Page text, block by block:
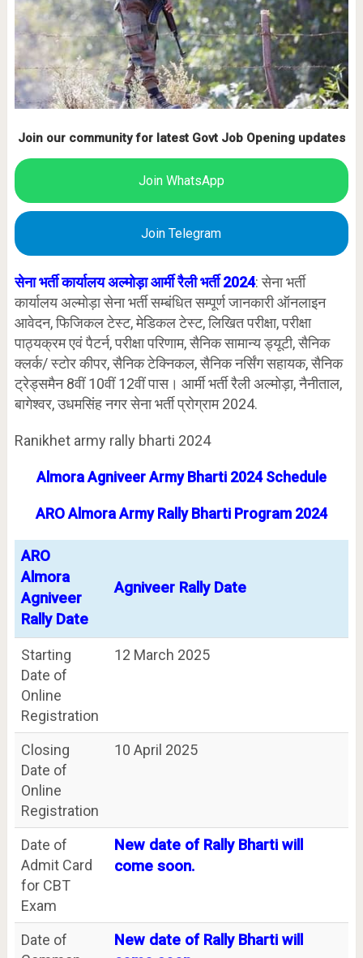
Join our community for latest Govt Job Opening updates
Join WhatsApp
Join Telegram
सेना भर्ती कार्यालय अल्मोड़ाआर्मी रैली भर्ती 2024: सेना भर्ती
कार्यालय अल्मोड़ा सेना भर्ती सम्बंधित सम्पूर्ण जानकारी ऑनलाइन
आवेदन, फिजिकल टेस्ट, मेडिकल टेस्ट, लिखित परीक्षा, परीक्षा
पाठ्यक्रम एवं पैटर्न, परीक्षा परिणाम, सैनिक सामान्य ड्यूटी, सैनिक
क्लर्क/ स्टोर कीपर, सैनिक टेक्निकल, सैनिक नर्सिंग सहायक, सैनिक
ट्रेड्समैन 8वीं 10वीं 12वीं पास। आर्मी भर्ती रैली अल्मोड़ा, नैनीताल,
बागेश्वर, उधमसिंह नगर सेना भर्ती प्रोग्राम 2024.
Ranikhet army rally bharti 2024
AlmoraAgniveer Army Bharti 2024 Schedule
ARO Almora Army Rally Bharti Program 2024
ARO
Almora
Agniveer
Rally Date
Agniveer Rally Date
Starting
Date of
Online
Registration
12 March 2025
Closing
Date of
Online
Registration
10 April 2025
Date of
Admit Card
for CBT
Exam
New date of Rally Bharti will
come soon.
Date of
New date of Rally Bharti will